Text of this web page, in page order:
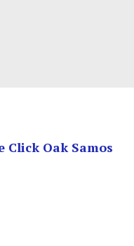
Click Oak Samos